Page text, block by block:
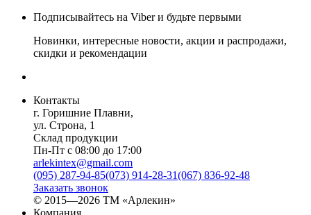
Подписывайтесь на Viber и будьте первыми
Новинки, интересные новости, акции и распродажи,
скидки и рекомендации
Контакты
г. Горишние Плавни,
ул. Строна, 1
Склад продукции
Пн-Пт с 08:00 до 17:00
arlekintex@gmail.com
(095) 287-94-85(073) 914-28-31(067) 836-92-48
Заказать звонок
© 2015—2026 ТМ «Арлекин»
Компания